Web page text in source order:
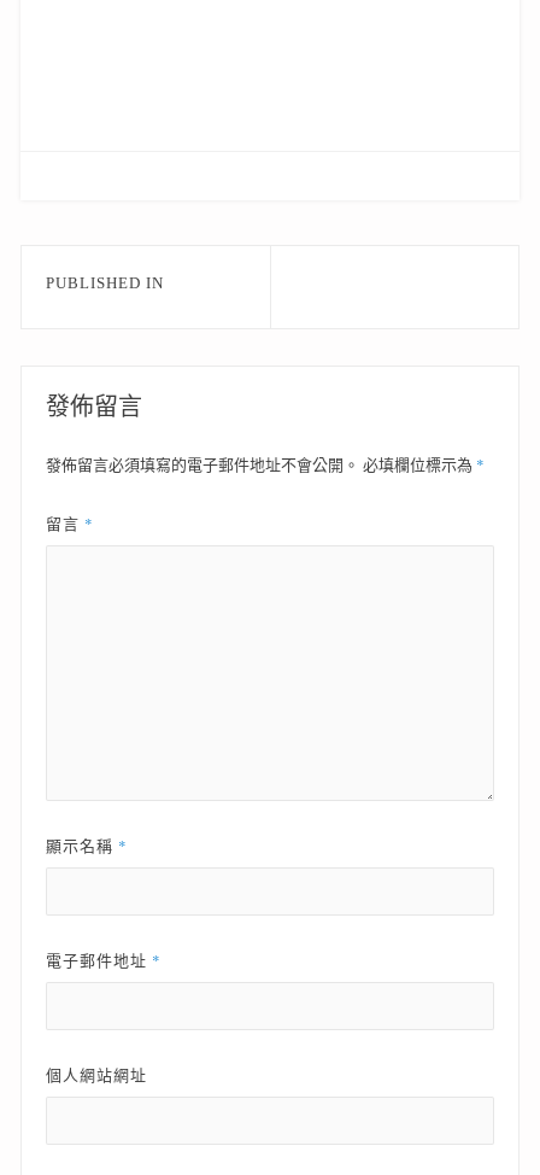
文
覽
PUBLISHED IN
發佈留言
發佈留言必須填寫的電子郵件地址不會公開。 必填欄位標示為 *
留言 *
顯示名稱 *
電子郵件地址 *
個人網站網址